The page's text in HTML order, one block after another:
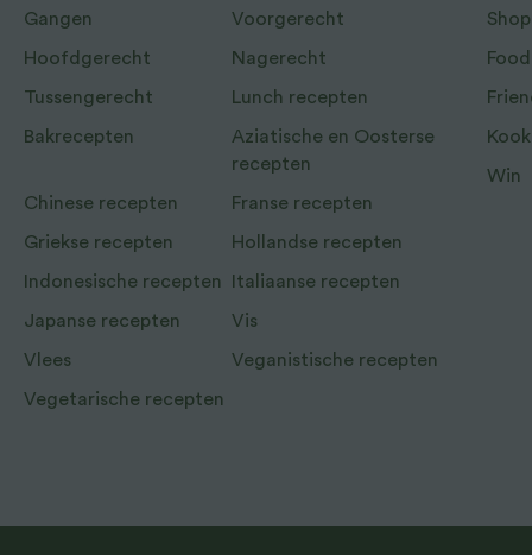
Gangen Voorgerecht
Hoofdgerecht Nagerecht
Tussengerecht Lunch recepten
Bakrecepten
Aziatische en Oosterse
recepten
Chinese recepten Franse recepten
Griekse recepten Hollandse recepten
Indonesische recepten Italiaanse recepten
Japanse recepten Vis
Vlees Veganistische recepten
Vegetarische recepten
Shop
Win